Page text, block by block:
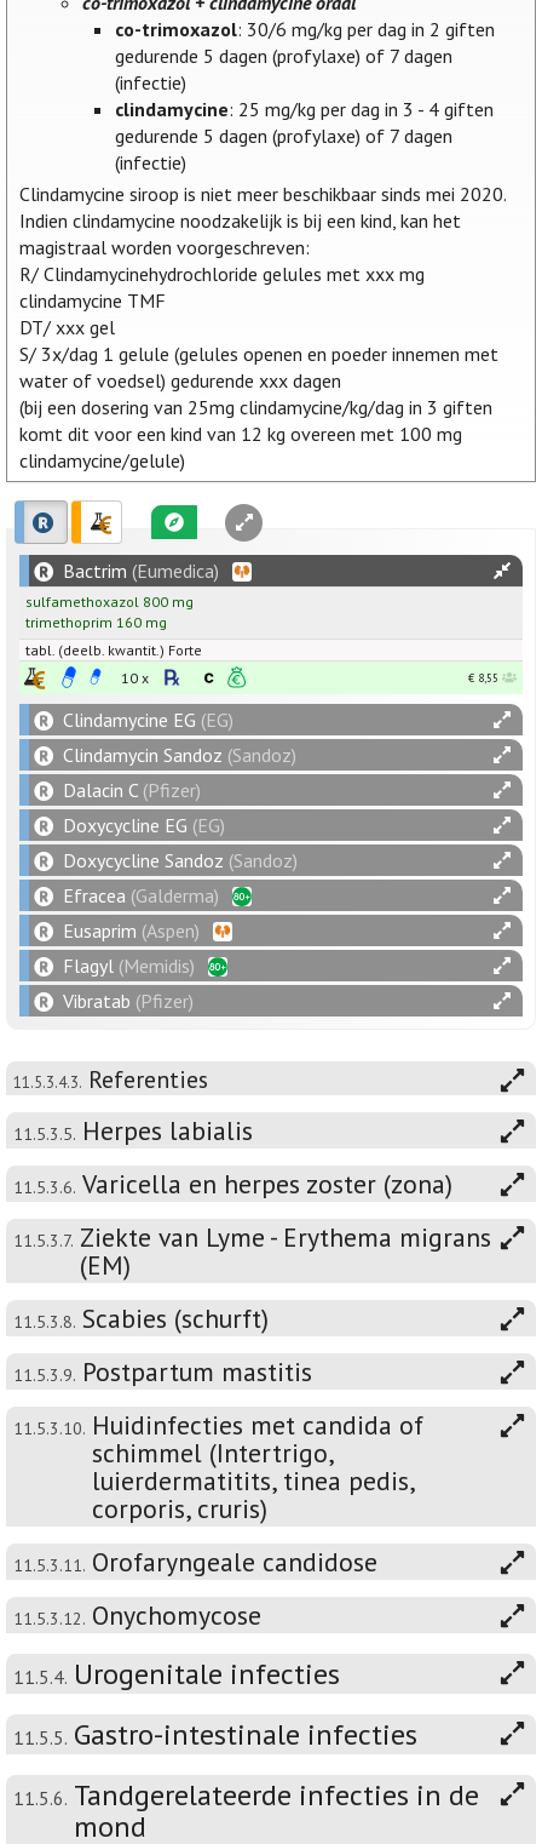
co-trimoxazol: 30/6 mg/kg per dag in 2 giften
gedurende 5 dagen (profylaxe) of 7 dagen
(infectie)
clindamycine: 25 mg/kg per dag in 3 - 4 giften
gedurende 5 dagen (profylaxe) of 7 dagen
(infectie)
Clindamycine siroop is niet meer beschikbaar sinds mei 2020.
Indien clindamycine noodzakelijk is bij een kind, kan het
magistraal worden voorgeschreven:
R/ Clindamycinehydrochloride gelules met xxx mg
clindamycine TMF
DT/ xxx gel
S/ 3x/dag 1 gelule (gelules openen en poeder innemen met
water of voedsel) gedurende xxx dagen
(bij een dosering van 25mg clindamycine/kg/dag in 3 giften
komt dit voor een kind van 12 kg overeen met 100 mg
clindamycine/gelule)
Bactrim (Eumedica)
sulfamethoxazol 800 mg
trimethoprim 160 mg
tabl. (deelb. kwantit.) Forte
10 x
€ 8,55
Clindamycine EG (EG)
Clindamycin Sandoz (Sandoz)
Dalacin C (Pfizer)
Doxycycline EG (EG)
Doxycycline Sandoz (Sandoz)
Efracea (Galderma)
Eusaprim (Aspen)
Flagyl (Memidis)
Vibratab (Pfizer)
11.5.3.4.3. Referenties
11.5.3.5. Herpes labialis
11.5.3.6. Varicella en herpes zoster (zona)
11.5.3.7. Ziekte van Lyme - Erythema migrans
(EM)
11.5.3.8. Scabies (schurft)
11.5.3.9. Postpartum mastitis
11.5.3.10. Huidinfecties met candida of
schimmel (Intertrigo,
luierdermatitits, tinea pedis,
corporis, cruris)
11.5.3.11. Orofaryngeale candidose
11.5.3.12. Onychomycose
11.5.4. Urogenitale infecties
11.5.5. Gastro-intestinale infecties
11.5.6. Tandgerelateerde infecties in de
mond